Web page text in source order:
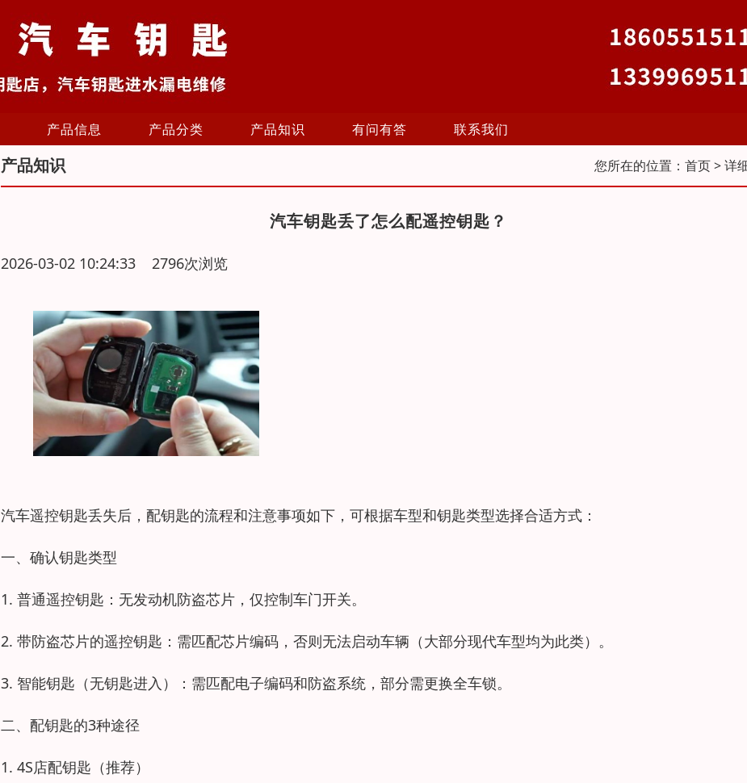
产品信息 产品分类 产品知识 有问有答 联系我们
产品知识 您所在的位置： 首页> 详
汽车钥匙丢了怎么配遥控钥匙？
2026-03-02 10:24:33 2796次浏览
汽车遥控钥匙丢失后，配钥匙的流程和注意事项如下，可根据车型和钥匙类型选择合适方式：
一、确认钥匙类型
1. 普通遥控钥匙：无发动机防盗芯片，仅控制车门开关。
2. 带防盗芯片的遥控钥匙：需匹配芯片编码，否则无法启动车辆（大部分现代车型均为此类）。
3. 智能钥匙（无钥匙进入）：需匹配电子编码和防盗系统，部分需更换全车锁。
二、配钥匙的3种途径
1. 4S店配钥匙（推荐）